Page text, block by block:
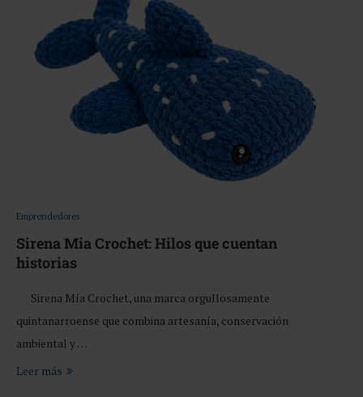
Emprendedores
Sirena Mia Crochet: Hilos que cuentan
historias
Sirena Mía Crochet, una marca orgullosamente
quintanarroense que combina artesanía, conservación
ambiental y …
Leer más